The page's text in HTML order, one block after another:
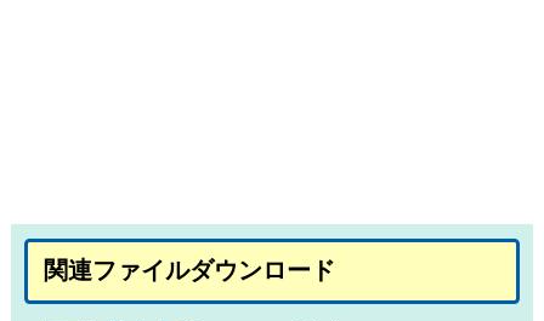
関連ファイルダウンロード